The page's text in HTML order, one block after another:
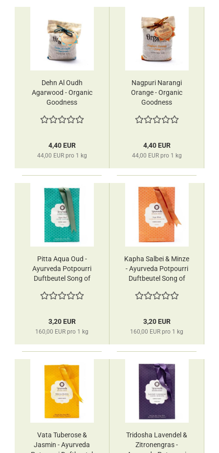
Dehn Al Oudh
Agarwood - Organic
Goodness
of India
4,40 EUR
44,00 EUR pro 1 kg
Nagpuri Narangi
Orange - Organic
Goodness
of India
4,40 EUR
44,00 EUR pro 1 kg
Pitta Aqua Oud -
Ayurveda Potpourri
Duftbeutel Song of
3,20 EUR
160,00 EUR pro 1 kg
Kapha Salbei & Minze
- Ayurveda Potpourri
Duftbeutel Song of
3,20 EUR
160,00 EUR pro 1 kg
Vata Tuberose &
Jasmin - Ayurveda
Tridosha Lavendel &
Zitronengras -